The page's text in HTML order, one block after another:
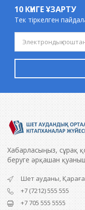
10 КҮНГЕ ҰЗАРТУ
Тек тіркелген
Хабарласыңыз, сұрақ
беруге әрқашан
Шет ауданы,
+7 (7212) 555 555
+7 705 555 5555